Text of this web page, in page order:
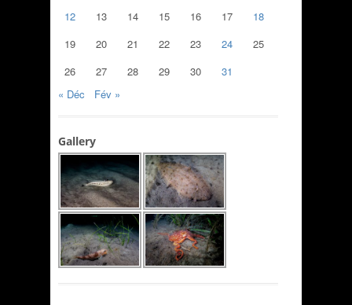
12
13 14 15 16 17
18
19
20 21 22 23 24
25
26
27 28 29 30
31
« Déc
Fév »
Gallery